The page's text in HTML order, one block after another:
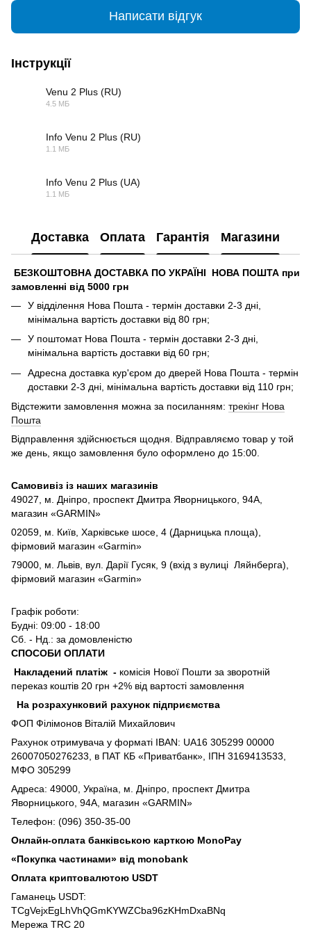
Написати відгук
Інструкції
Venu 2 Plus (RU)
4.5 МБ
Info Venu 2 Plus (RU)
1.1 МБ
Info Venu 2 Plus (UA)
1.1 МБ
Доставка Оплата Гарантія Магазини
БЕЗКОШТОВНА ДОСТАВКА ПО УКРАЇНІ НОВА ПОШТА при
замовленні від 5000 грн
У відділення Нова Пошта - термін доставки 2-3 дні,
мінімальна вартість доставки від 80 грн;
У поштомат Нова Пошта - термін доставки 2-3 дні,
мінімальна вартість доставки від 60 грн;
Адресна доставка кур'єром до дверей Нова Пошта - термін
доставки 2-3 дні, мінімальна вартість доставки від 110 грн;
Відстежити замовлення можна за посиланням: трекінг Нова
Пошта
Відправлення здійснюється щодня. Відправляємо товар у той
же день, якщо замовлення було оформлено до 15:00.
Самовивіз із наших магазинів
49027, м. Дніпро, проспект Дмитра Яворницького, 94А,
магазин «GARMIN»
02059, м. Київ, Харківське шосе, 4 (Дарницька площа),
фірмовий магазин «Garmin»
79000, м. Львів, вул. Дарії Гусяк, 9 (вхід з вулиці Ляйнберга),
фірмовий магазин «Garmin»
Графік роботи:
Будні: 09:00 - 18:00
Сб. - Нд.: за домовленістю
СПОСОБИ ОПЛАТИ
Накладений платіж - комісія Нової Пошти за зворотній
переказ коштів 20 грн +2% від вартості замовлення
На розрахунковий рахунок підприємства
ФОП Філімонов Віталій Михайлович
Рахунок отримувача у форматі IBAN: UA16 305299 00000
26007050276233, в ПАТ КБ «Приватбанк», ІПН 3169413533,
МФО 305299
Адреса: 49000, Україна, м. Дніпро, проспект Дмитра
Яворницького, 94А, магазин «GARMIN»
Телефон: (096) 350-35-00
Онлайн-оплата банківською карткою MonoPay
«Покупка частинами» від monobank
Оплата криптовалютою USDT
Гаманець USDT:
TCgVejxEgLhVhQGmKYWZCba96zKHmDxaBNq
Мережа TRC 20